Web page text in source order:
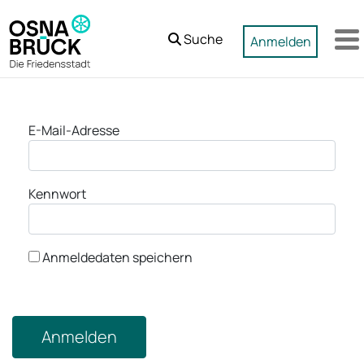
Zum Hauptinhalt springen
Suche Anmelden
Anmeldung
E-Mail-Adresse
Kennwort
Anmeldedaten speichern
Anmelden